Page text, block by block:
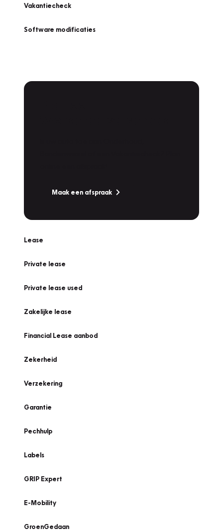
Vakantiecheck
Software modificaties
Maak een afspraak
Lease
Private lease
Private lease used
Zakelijke lease
Financial Lease aanbod
Zekerheid
Verzekering
Garantie
Pechhulp
Labels
GRIP Expert
E-Mobility
GroenGedaan